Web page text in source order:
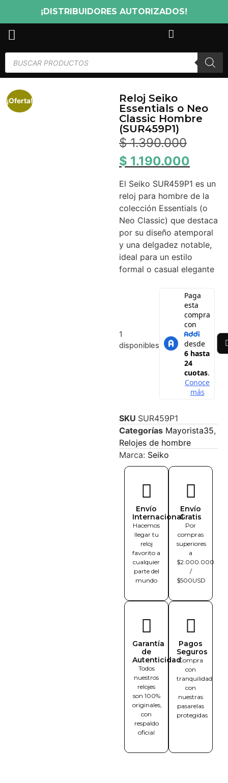
¡DISTRIBUIDORES AUTORIZADOS!
¡Oferta!
Reloj Seiko
Essentials o Neo
Classic Hombre
(SUR459P1)
$1.390.000
$ 1.190.000
El Seiko SUR459P1 es un
reloj para hombre de la
colección Essentials (o
Neo Classic) que destaca
por su diseño atemporal
y una delgadez notable,
ideal para un estilo
formal o casual elegante
1
disponibles
SKU SUR459P1
Categorías Mayorista35,
Relojes de hombre
Marca: Seiko
Envío
Internacional
Hacemos
llegar tu
reloj
favorito a
cualquier
parte del
mundo
Envío
Gratis
Por
compras
superiores
a
$2.000.000
/
$500USD
Garantía
de
Autenticidad
Todos
nuestros
relojes
son 100%
originales,
con
respaldo
oficial
Pagos
Seguros
Compra
con
tranquilidad
con
nuestras
pasarelas
protegidas